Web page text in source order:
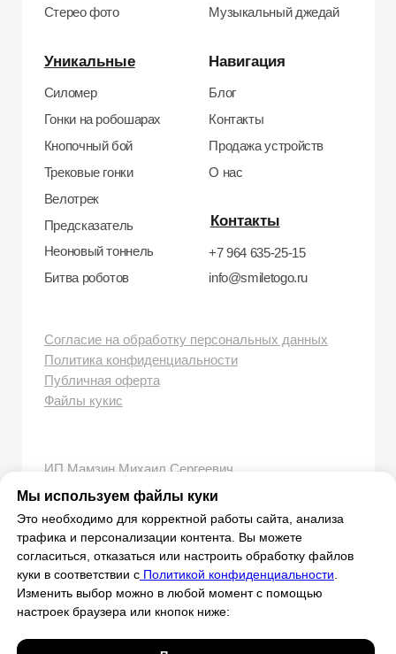
Мы используем файлы куки
Это необходимо для корректной работы сайта, анализа
трафика и персонализации контента. Вы можете
согласиться, отказаться или настроить обработку файлов
куки в соответствии с Политикой конфиденциальности
Изменить выбор можно в любой момент с помощью
настроек браузера или кнопок ниже: